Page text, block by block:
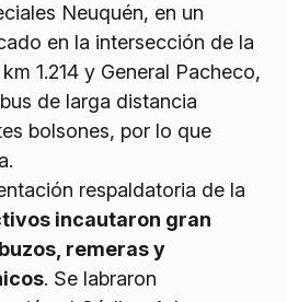
Neuquén, en un
en la intersección de la
1.214 y General Pacheco,
de larga distancia
bolsones, por lo que
respaldatoria de la
incautaron gran
remeras y
. Se labraron